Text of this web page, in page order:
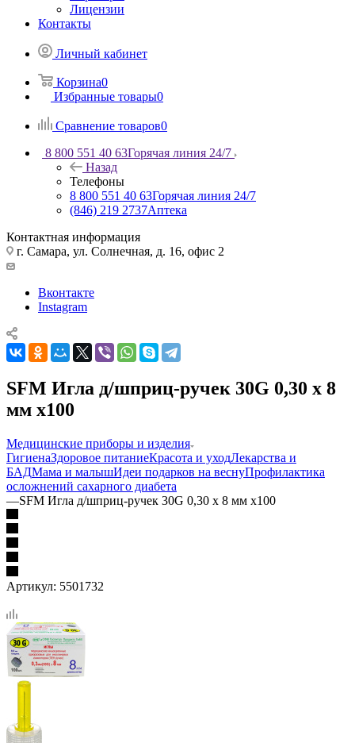
Лицензии
Контакты
Личный кабинет
Корзина0
Избранные товары0
Сравнение товаров0
8 800 551 40 63Горячая линия 24/7
Назад
Телефоны
8 800 551 40 63Горячая линия 24/7
(846) 219 2737Аптека
Контактная информация
г. Самара, ул. Солнечная, д. 16, офис 2
Вконтакте
Instagram
SFM Игла д/шприц-ручек 30G 0,30 х 8
мм х100
Медицинские приборы и изделия
ГигиенаЗдоровое питаниеКрасота и уходЛекарства и
БАДМама и малышИдеи подарков на веснуПрофилактика
осложнений сахарного диабета
—SFM Игла д/шприц-ручек 30G 0,30 х 8 мм х100
Артикул: 5501732